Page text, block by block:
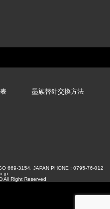
墨族替針交換方法
669-3154, JAPAN PHONE : 0795-76-012
All Right Reserved